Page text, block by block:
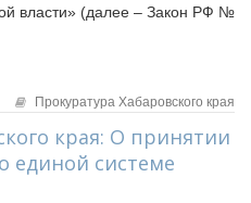
власти» (далее – Закон РФ №
Прокуратура Хабаровского края
края: О принятии
единой системе